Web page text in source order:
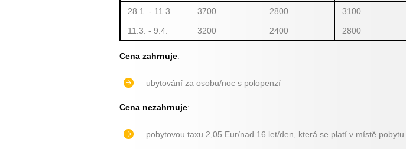
28.1. - 11.3. 3700 2800 3100
11.3. - 9.4. 3200 2400 2800
Cena zahrnuje:
ubytování za osobu/noc s polopenzí
Cena nezahrnuje:
pobytovou taxu 2,05 Eur/nad 16 let/den, která se platí v místě pobytu